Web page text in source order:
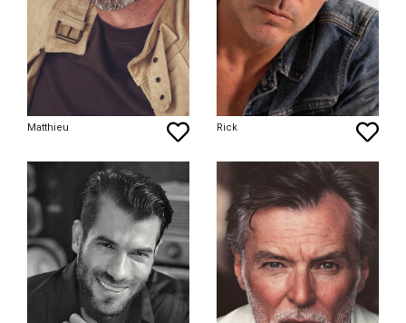
Matthieu Rick